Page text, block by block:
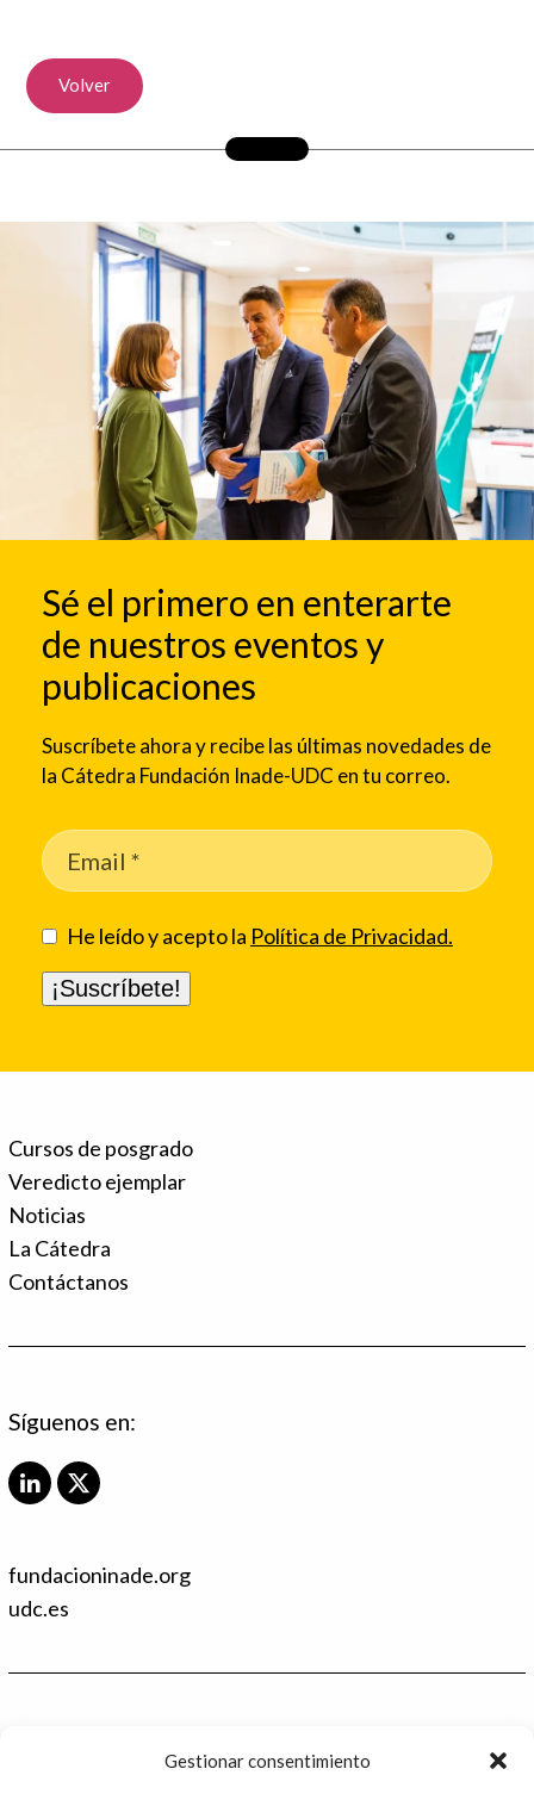
Gestionar consentimiento
Volver
Sé el primero en enterarte
de nuestros eventos y
publicaciones
Suscríbete ahora y recibe las últimas novedades de
la Cátedra Fundación Inade-UDC en tu correo.
He leído y acepto la Política de Privacidad.
Cursos de posgrado
Veredicto ejemplar
Noticias
La Cátedra
Contáctanos
Síguenos en:
L
e
d
X
t
fundacioninade.org
udc.es